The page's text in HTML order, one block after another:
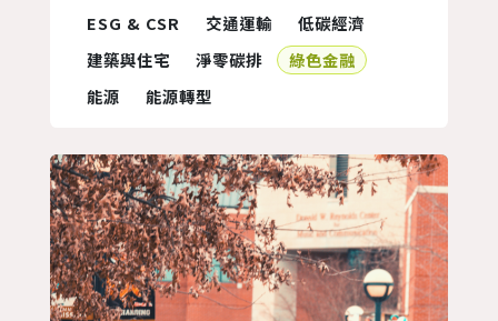
化、燃煤等高污染、高碳排的產業，金融
業本身的直接排碳量並不高，但金融業者
可利用自身融資的影響力，擴大對能源轉
型、低碳經濟、綠色消費等相關產業的投
環境污染的產業。 目前國際...
ESG & CSR 交通運輸
低碳經濟
建築與住宅
淨零碳排
綠色金融
能源
能源轉型